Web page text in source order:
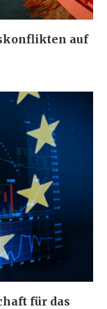
auf
für das